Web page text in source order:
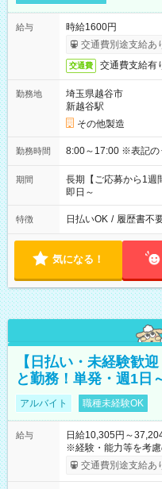
給与
時給1600円
交通費別途支給あ
交通費 交通費支給有
勤務地
埼玉県越谷市
新越谷駅
その他製造
勤務時間 8:00～17:00
期間
長期【ご応募から1週
即日～
特徴 日払いOK / 履歴書不
気になる！
【日払い・未経験歓
と勤務！単発・週1日
アルバイト 職種未経験OK
給与
日給10,305円～
※経験・能力等を考慮の
間】試用期間なし
交通費別途支給あ